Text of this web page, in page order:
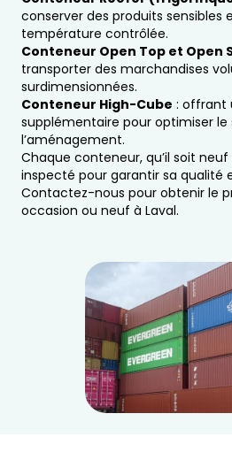
conserver des produits sensibles
température contrôlée.
Conteneur Open Top et Open
transporter des marchandises
surdimensionnées.
Conteneur High-Cube : offrant
supplémentaire pour optimiser le
l’aménagement.
Chaque conteneur, qu’il soit neuf
inspecté pour garantir sa qualité
Contactez-nous pour obtenir le
occasion ou neuf à Laval.